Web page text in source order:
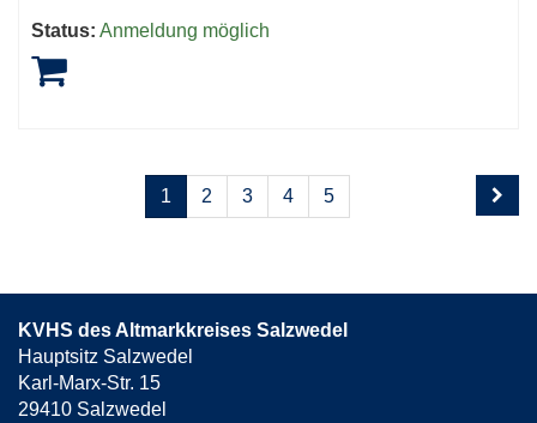
Status: Anmeldung möglich
Seiten
blättern
1 2 3 4 5
KVHS des Altmarkkreises Salzwedel
Hauptsitz Salzwedel
Karl-Marx-Str. 15
29410 Salzwedel